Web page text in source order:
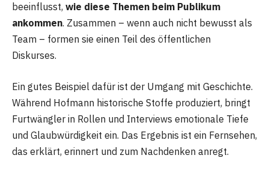
beeinflusst, wie diese Themen beim Publikum
ankommen. Zusammen – wenn auch nicht bewusst als
Team – formen sie einen Teil des öffentlichen
Diskurses.
Ein gutes Beispiel dafür ist der Umgang mit Geschichte.
Während Hofmann historische Stoffe produziert, bringt
Furtwängler in Rollen und Interviews emotionale Tiefe
und Glaubwürdigkeit ein. Das Ergebnis ist ein Fernsehen,
das erklärt, erinnert und zum Nachdenken anregt.